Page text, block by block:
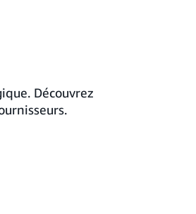
Découvrez